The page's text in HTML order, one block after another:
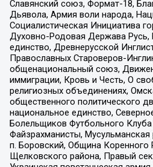
Славянский союз, Формат-18,
Дьявола, Армия воли народа,
Социалистическая Инициатива
Духовно-Родовая Держава Русь,
единство, Древнерусской
Православных Староверов-
общенациональный союз,
иммиграции, Кровь и Честь, О
религиозных объединениях,
общественного политического
национальное единство,
Болельщиков Футбольного
Файзрахманисты, Мусульманская
п. Боровский, Община Коренного
Щелковского района, Правый